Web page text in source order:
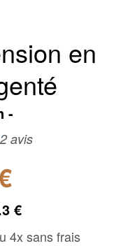
en
2 avis
€
4x sans frais